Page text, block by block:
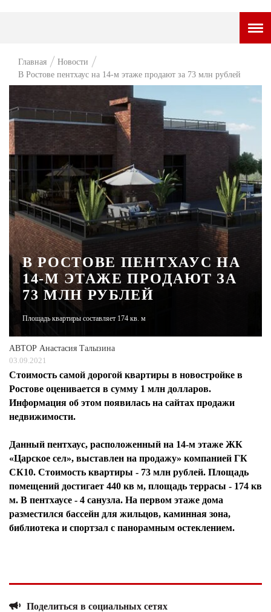
НОВОСТИ
ВОПРОС НЕДЕЛИ
ПРЕМЬЕРА
ТАМ И ТУТ
СТИЛЬ ЖИЗНИ
ХАЙП
ЧЕЛОВЕК ОСОБЕННЫЙ
ЖУРНАЛ
Главная
Новости
В Ростове пентхаус на 14-м этаже продают за 73 млн рублей
В РОСТОВЕ ПЕНТХАУС НА
14-М ЭТАЖЕ ПРОДАЮТ ЗА
73 МЛН РУБЛЕЙ
Площадь квартиры составляет 174 кв. м
АВТОР Анастасия Талызина
03.09.2021
Стоимость самой дорогой квартиры в новостройке в
Ростове оценивается в сумму 1 млн долларов.
Информация об этом появилась на сайтах продажи
недвижимости.
Данный пентхаус, расположенный на 14-м этаже ЖК
«Царское сел», выставлен на продажу» компанией ГК
СК10. Стоимость квартиры - 73 млн рублей. Площадь
помещений достигает 440 кв м, площадь террасы - 174 кв
м. В пентхаусе - 4 санузла. На первом этаже дома
разместился бассейн для жильцов, каминная зона,
библиотека и спортзал с панорамным остеклением.
Поделиться в социальных сетях